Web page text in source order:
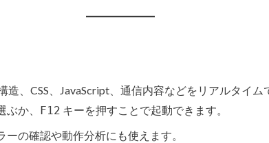
、CSS、JavaScript、通信内容などをリアルタイム
か、
F12 キーを押すことで起動できます。
の確認や動作分析にも使えます。